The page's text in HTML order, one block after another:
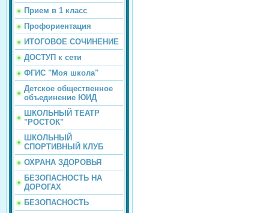
Прием в 1 класс
Профориентация
ИТОГОВОЕ СОЧИНЕНИЕ
ДОСТУП к сети
ФГИС "Моя школа"
Детское общественное
объединение ЮИД
ШКОЛЬНЫЙ ТЕАТР
"РОСТОК"
ШКОЛЬНЫЙ
СПОРТИВНЫЙ КЛУБ
ОХРАНА ЗДОРОВЬЯ
БЕЗОПАСНОСТЬ НА
ДОРОГАХ
БЕЗОПАСНОСТЬ